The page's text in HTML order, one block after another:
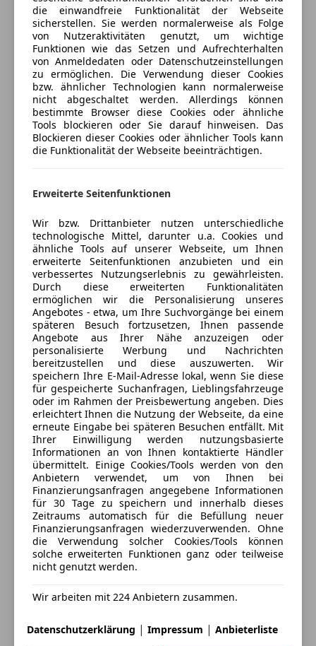
Touchscreen
Versicherungsschutz an Ihre Bedürfnisse
anpassen
Freischaden-Gutschein ab Stufe 0
Auto einfach online versichern & Rabatt holen
Jetzt berechnen
Verkäufer Händler
Vogl & Co Auto-Nord Gesellschaft
m.b.H
Sternebewertung 5 von 5
5Sterne
(100% Weiterempfehlungen)
Anbieter auf AutoScout24 seit 2023
Wiener Str. 306,
8051 Graz, AT
Kontakt
Alle Fahrzeuge des Anbieters
Anbieter kontaktieren
Deine Nachricht
die einwandfreie Funktionalität der Webseite
sicherstellen. Sie werden normalerweise als Folge
von Nutzeraktivitäten genutzt, um wichtige
Funktionen wie das Setzen und Aufrechterhalten
von Anmeldedaten oder Datenschutzeinstellungen
zu ermöglichen. Die Verwendung dieser Cookies
bzw. ähnlicher Technologien kann normalerweise
nicht abgeschaltet werden. Allerdings können
bestimmte Browser diese Cookies oder ähnliche
Tools blockieren oder Sie darauf hinweisen. Das
Blockieren dieser Cookies oder ähnlicher Tools kann
die Funktionalität der Webseite beeinträchtigen.
Erweiterte Seitenfunktionen
Wir bzw. Drittanbieter nutzen unterschiedliche
technologische Mittel, darunter u.a. Cookies und
ähnliche Tools auf unserer Webseite, um Ihnen
erweiterte Seitenfunktionen anzubieten und ein
verbessertes Nutzungserlebnis zu gewährleisten.
Durch diese erweiterten Funktionalitäten
ermöglichen wir die Personalisierung unseres
Angebotes - etwa, um Ihre Suchvorgänge bei einem
späteren Besuch fortzusetzen, Ihnen passende
Angebote aus Ihrer Nähe anzuzeigen oder
personalisierte Werbung und Nachrichten
bereitzustellen und diese auszuwerten. Wir
speichern Ihre E-Mail-Adresse lokal, wenn Sie diese
für gespeicherte Suchanfragen, Lieblingsfahrzeuge
oder im Rahmen der Preisbewertung angeben. Dies
erleichtert Ihnen die Nutzung der Webseite, da eine
erneute Eingabe bei späteren Besuchen entfällt. Mit
Ihrer Einwilligung werden nutzungsbasierte
Informationen an von Ihnen kontaktierte Händler
übermittelt. Einige Cookies/Tools werden von den
Anbietern verwendet, um von Ihnen bei
Finanzierungsanfragen angegebene Informationen
für 30 Tage zu speichern und innerhalb dieses
Zeitraums automatisch für die Befüllung neuer
Finanzierungsanfragen wiederzuverwenden. Ohne
die Verwendung solcher Cookies/Tools können
solche erweiterten Funktionen ganz oder teilweise
nicht genutzt werden.
Wir arbeiten mit 224 Anbietern zusammen.
Datenschutzerklärung | Impressum | Anbieterliste